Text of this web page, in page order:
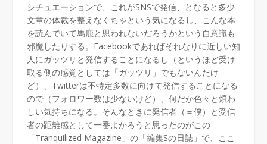
シチュエーションで、これがSNSで発信、となると多少
文章の体裁を整えなくちゃという気になるし、こんな本
を読んでいて馬鹿と思われないだろうかという自意識も
邪魔したりする。Facebookであればそれなりに近しい知
人にガッツリと発信することになるし（というほど受け
取る側の感覚としては「ガッツリ」でもないんだけ
ど）、Twitterは不特定多数に向けて発信することになる
ので（フォロワー数は少ないけど）、何だか色々と煩わ
しい気持ちになる。そんなときに発信者（＝僕）と受信
者の距離感として一番よかろうと思ったのがこの
「Tranquilized Magazine」の「編集Sの日誌」で、ここ